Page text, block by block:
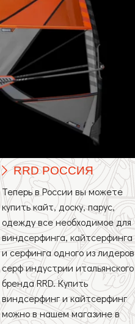
RRD РОССИЯ
Теперь в России вы можете
купить кайт, доску, парус,
одежду все необходимое для
виндсерфинга, кайтсерфинга
и серфинга одного из лидеров
серф индустрии итальянского
бренда RRD. Купить
виндсерфинг и кайтсерфинг
можно в нашем магазине в